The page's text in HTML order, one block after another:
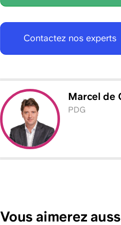
Contactez nos experts
Marcel de
PDG
Vous aimerez